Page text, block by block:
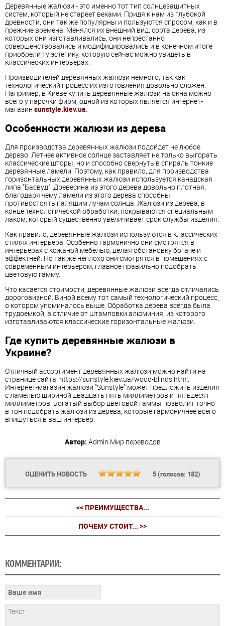
Деревянные жалюзи - это именно тот тип солнцезащитных
систем, который не стареет веками. Придя к нам из глубокой
древности, они так же популярны и пользуются спросом, как и в
прежние времена. Менялся их внешний вид, сорта дерева, из
которых они изготавливались, они непрестанно
совершенствовались и модифицировались и в конечном итоге
приобрели ту эстетику, которую сейчас можно увидеть в
классических интерьерах.
Производителей деревянных жалюзи немного, так как
технологический процесс их изготовления довольно сложен.
Например, в Киеве купить деревянные жалюзи на окна можно
всего у парочки фирм, одной из которых является интернет-
магазин sunstyle.kiev.ua.
Особенности жалюзи из дерева
Для производства деревянных жалюзи подойдет не любое
дерево. Летнее активное солнце заставляет не только выгорать
классические шторы, но и способно свернуть в спираль тонкие
деревянные ламели. Поэтому, как правило, для производства
горизонтальных деревянных жалюзи используется канадская
липа "Басвуд". Древесина из этого дерева довольно плотная,
благодаря чему ламели из этого дерева способны
противостоять палящим лучам солнца. Жалюзи из дерева, в
конце технологической обработки, покрываются специальным
лаком, который существенно увеличивает срок службы изделия.
Как правило, деревянные жалюзи используются в классических
стилях интерьера. Особенно гармонично они смотрятся в
интерьерах с кожаной мебелью, делая обстановку богаче и
эффектней. Но так же неплохо они смотрятся в помещениях с
современным интерьером, главное правильно подобрать
цветовую гамму.
Что касается стоимости, деревянные жалюзи всегда отличались
дороговизной. Виной всему тот самый технологический процесс,
о котором упоминалось выше. Обработка дерева всегда была
трудоемкой, в отличие от штамповки алюминия, из которого
изготавливаются классические горизонтальные жалюзи.
Где купить деревянные жалюзи в
Украине?
Отличный ассортимент деревянных жалюзи можно найти на
странице сайта: https://sunstyle.kiev.ua/wood-blinds.html.
Интернет-магазин жалюзи "Sunstyle" может предложить изделия
с ламелью шириной двадцать пять миллиметров и пятьдесят
миллиметров. Богатый выбор цветовой гаммы позволит точно
в тон подобрать жалюзи из дерева, которые гармоничнее всего
впишуться в ваш интерьер.
Автор: Admin Мир переводов
ОЦЕНИТЬ НОВОСТЬ 5(голосов: 182)
<< ПРЕИМУЩЕСТВА...
ПОЧЕМУ СТОИТ... >>
КОММЕНТАРИИ: